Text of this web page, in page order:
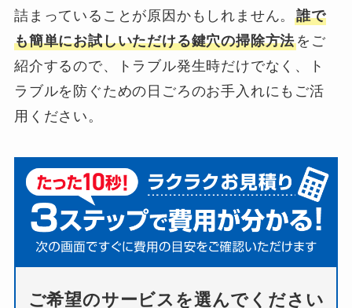
詰まっていることが原因かもしれません。誰で
も簡単にお試しいただける鍵穴の掃除方法をご
紹介するので、トラブル発生時だけでなく、ト
ラブルを防ぐための日ごろのお手入れにもご活
用ください。
ご希望のサービスを選んでください